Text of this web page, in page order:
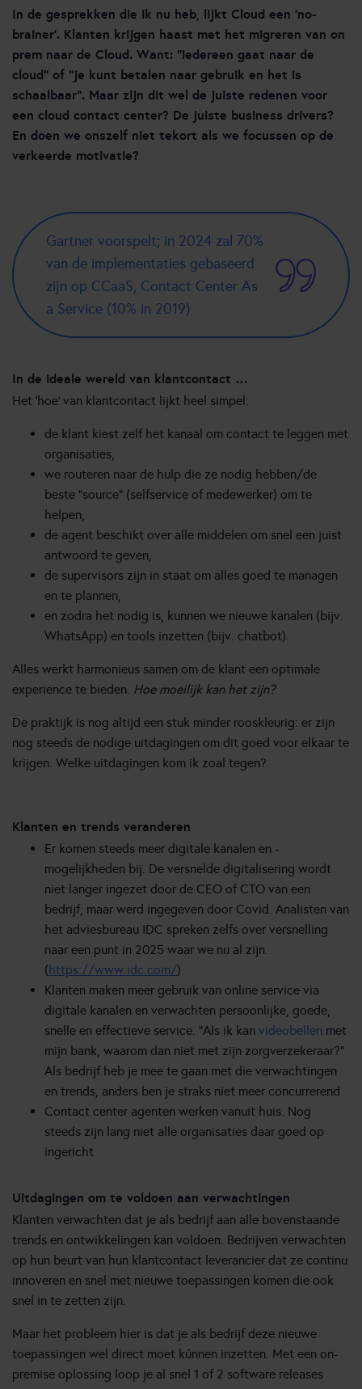
In de gesprekken die ik nu heb, lijkt Cloud een ‘no-
brainer’. Klanten krijgen haast met het migreren van on
prem naar de Cloud. Want: “iedereen gaat naar de
cloud” of “je kunt betalen naar gebruik en het is
schaalbaar”. Maar zijn dit wel de juiste redenen voor
een cloud contact center? De juiste business drivers?
En doen we onszelf niet tekort als we focussen op de
verkeerde motivatie?
Gartner voorspelt; in 2024 zal 70%
van de implementaties gebaseerd
zijn op CCaaS, Contact Center As
a Service (10% in 2019)
In de ideale wereld van klantcontact …
Het ‘hoe’ van klantcontact lijkt heel simpel:
de klant kiest zelf het kanaal om contact te leggen met
organisaties,
we routeren naar de hulp die ze nodig hebben/de
beste “source” (selfservice of medewerker) om te
helpen,
de agent beschikt over alle middelen om snel een juist
antwoord te geven,
de supervisors zijn in staat om alles goed te managen
en te plannen,
en zodra het nodig is, kunnen we nieuwe kanalen (bijv.
WhatsApp) en tools inzetten (bijv. chatbot).
Alles werkt harmonieus samen om de klant een optimale
experience te bieden. Hoe moeilijk kan het zijn?
De praktijk is nog altijd een stuk minder rooskleurig: er zijn
nog steeds de nodige uitdagingen om dit goed voor elkaar te
krijgen. Welke uitdagingen kom ik zoal tegen?
Klanten en trends veranderen
Er komen steeds meer digitale kanalen en -
mogelijkheden bij. De versnelde digitalisering wordt
niet langer ingezet door de CEO of CTO van een
bedrijf, maar werd ingegeven door Covid. Analisten van
het adviesbureau IDC spreken zelfs over versnelling
naar een punt in 2025 waar we nu al zijn.
( https://www.idc.com/)
Klanten maken meer gebruik van online service via
digitale kanalen en verwachten persoonlijke, goede,
snelle en effectieve service. “Als ik kan videobellen met
mijn bank, waarom dan niet met zijn zorgverzekeraar?”
Als bedrijf heb je mee te gaan met die verwachtingen
en trends, anders ben je straks niet meer concurrerend
Contact center agenten werken vanuit huis. Nog
steeds zijn lang niet alle organisaties daar goed op
ingericht
Uitdagingen om te voldoen aan verwachtingen
Klanten verwachten dat je als bedrijf aan alle bovenstaande
trends en ontwikkelingen kan voldoen. Bedrijven verwachten
op hun beurt van hun klantcontact leverancier dat ze continu
innoveren en snel met nieuwe toepassingen komen die ook
snel in te zetten zijn.
Maar het probleem hier is dat je als bedrijf deze nieuwe
toepassingen wel direct moet kúnnen inzetten. Met een on-
premise oplossing loop je al snel 1 of 2 software releases